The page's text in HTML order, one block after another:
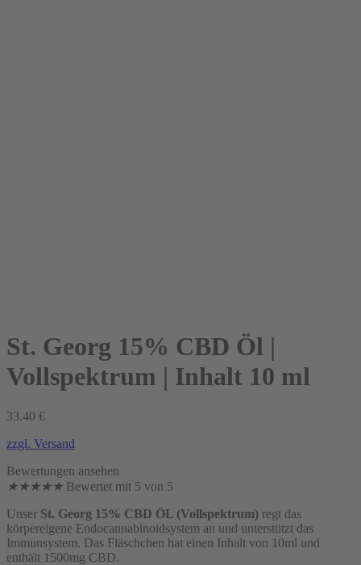
St. Georg 15% CBD Öl |
Vollspektrum | Inhalt 10 ml
33,40 €
zzgl. Versand
Bewertungen ansehen
★★★★★ Bewertet mit 5 von 5
Unser St. Georg 15% CBD ÖL (Vollspektrum) regt das
körpereigene Endocannabinoidsystem an und unterstützt das
Immunsystem. Das Fläschchen hat einen Inhalt von 10ml und
enthält 1500mg CBD.